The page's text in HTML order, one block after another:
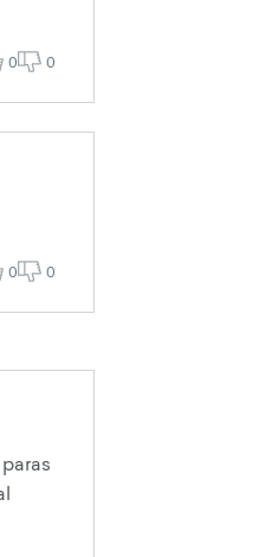
0 0
0 0